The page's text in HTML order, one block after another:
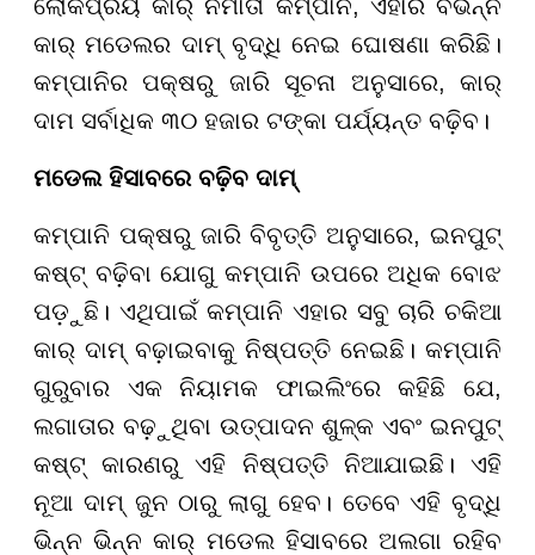
ଲୋକପ୍ରିୟ କାର୍ ନିର୍ମାତା କମ୍ପାନି, ଏହାର ବିଭିନ୍ନ
କାର୍ ମଡେଲର ଦାମ୍ ବୃଦ୍ଧି ନେଇ ଘୋଷଣା କରିଛି।
କମ୍ପାନିର ପକ୍ଷରୁ ଜାରି ସୂଚନା ଅନୁସାରେ, କାର୍
ଦାମ ସର୍ବାଧିକ ୩୦ ହଜାର ଟଙ୍କା ପର୍ଯ୍ୟନ୍ତ ବଢ଼ିବ।
ମଡେଲ ହିସାବରେ ବଢ଼ିବ ଦାମ୍
କମ୍ପାନି ପକ୍ଷରୁ ଜାରି ବିବୃତ୍ତି ଅନୁସାରେ, ଇନପୁଟ୍
କଷ୍ଟ୍ ବଢ଼ିବା ଯୋଗୁ କମ୍ପାନି ଉପରେ ଅଧିକ ବୋଝ
ପଡ଼ୁଛି। ଏଥିପାଇଁ କମ୍ପାନି ଏହାର ସବୁ ଚାରି ଚକିଆ
କାର୍ ଦାମ୍ ବଢ଼ାଇବାକୁ ନିଷ୍ପତ୍ତି ନେଇଛି। କମ୍ପାନି
ଗୁରୁବାର ଏକ ନିୟାମକ ଫାଇଲିଂରେ କହିଛି ଯେ,
ଲଗାତାର ବଢ଼ୁଥିବା ଉତ୍ପାଦନ ଶୁଳ୍କ ଏବଂ ଇନପୁଟ୍
କଷ୍ଟ୍ କାରଣରୁ ଏହି ନିଷ୍ପତ୍ତି ନିଆଯାଇଛି। ଏହି
ନୂଆ ଦାମ୍ ଜୁନ ଠାରୁ ଲାଗୁ ହେବ। ତେବେ ଏହି ବୃଦ୍ଧି
ଭିନ୍ନ ଭିନ୍ନ କାର୍ ମଡେଲ ହିସାବରେ ଅଲଗା ରହିବ